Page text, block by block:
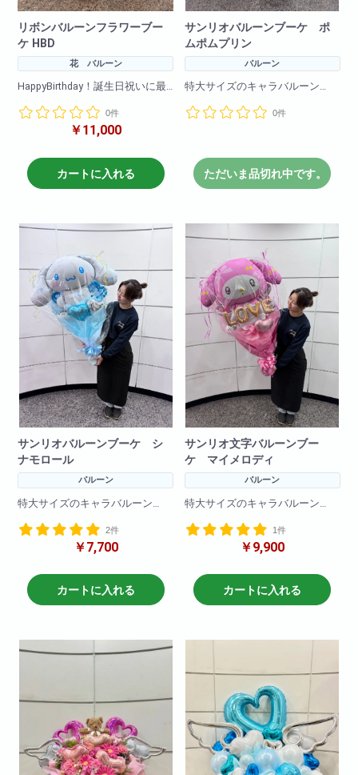
リボンバルーンフラワーブー
ケ HBD
花 バルーン
HappyBirthday！誕生日祝いに最
とてもおしゃれな色合いで喜ん
でもらえること間違いなし！
文字バルーンとバルーンをふん
だんに使い、
とても大きくインパクトがある
最適!
(文字は原則3文字程度まででお願
いいたします
3文字を超えるものは一文字+550
円で承ります。)
0件
￥11,000
カートに入れる
サンリオバルーンブーケ ポ
ムポムプリン
バルーン
特大サイズのキャラバルーン
花束です!
0件
ただいま品切れ中です。
サンリオバルーンブーケ シ
ナモロール
バルーン
特大サイズのキャラバルーン
花束です!
一生の思い出に！プレゼントに
2件
￥7,700
カートに入れる
サンリオ文字バルーンブー
ケ マイメロディ
バルーン
特大サイズのキャラバルーン
く仕上げました！
花束です!
一生の思い出に！プレゼントに
最適!
4文字を超えるものは一文字+550
円で承ります。)
1件
￥9,900
カートに入れる